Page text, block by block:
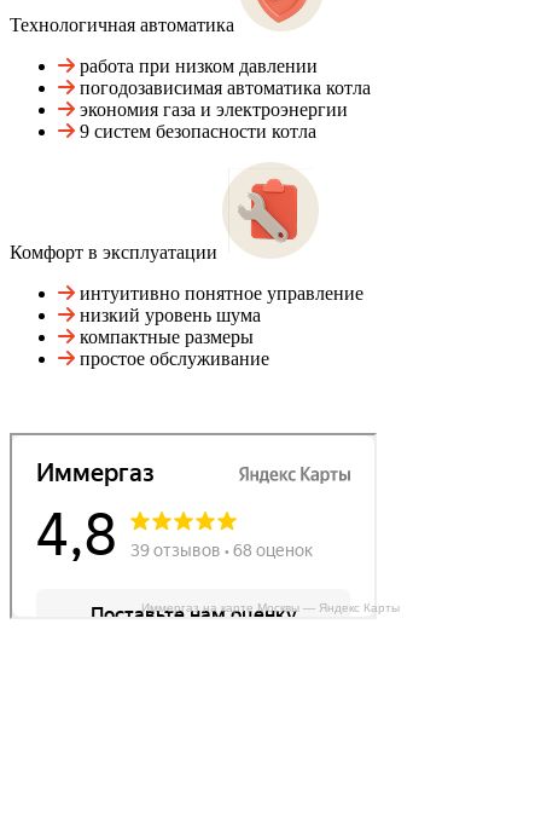
Технологичная автоматика
работа при низком давлении
погодозависимая автоматика котла
экономия газа и электроэнергии
9 систем безопасности котла
Комфорт в эксплуатации
интуитивно понятное управление
низкий уровень шума
компактные размеры
простое обслуживание
Иммергаз на карте Москвы — Яндекс Карты